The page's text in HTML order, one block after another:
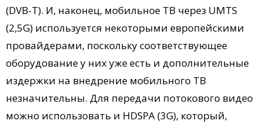
(DVB-T). И, наконец, мобильное ТВ через UMTS
(2,5G) используется некоторыми европейскими
провайдерами, поскольку соответствующее
оборудование у них уже есть и дополнительные
издержки на внедрение мобильного ТВ
незначительны. Для передачи потокового видео
можно использовать и HDSPA (3G), который,